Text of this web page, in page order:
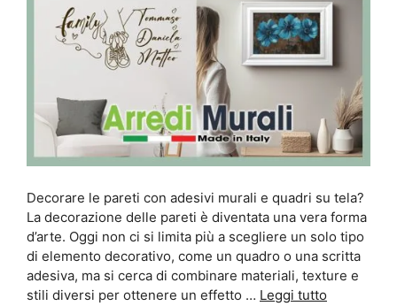
Decorare le pareti con adesivi murali e quadri su tela?
La decorazione delle pareti è diventata una vera forma
d’arte. Oggi non ci si limita più a scegliere un solo tipo
di elemento decorativo, come un quadro o una scritta
adesiva, ma si cerca di combinare materiali, texture e
stili diversi per ottenere un effetto … Leggi tutto